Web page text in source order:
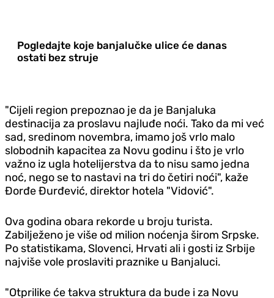
Pogledajte koje banjalučke ulice će danas
ostati bez struje
"Cijeli region prepoznao je da je Banjaluka
destinacija za proslavu najluđe noći. Tako da mi već
sad, sredinom novembra, imamo još vrlo malo
slobodnih kapacitea za Novu godinu i što je vrlo
važno iz ugla hotelijerstva da to nisu samo jedna
noć, nego se to nastavi na tri do četiri noći", kaže
Đorđe Đurđević, direktor hotela "Vidović".
Ova godina obara rekorde u broju turista.
Zabilježeno je više od milion noćenja širom Srpske.
Po statistikama, Slovenci, Hrvati ali i gosti iz Srbije
najviše vole proslaviti praznike u Banjaluci.
"Otprilike će takva struktura da bude i za Novu